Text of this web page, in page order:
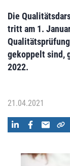
Die
tritt am 1.
gekoppelt sind,
2022.
21.04.2021